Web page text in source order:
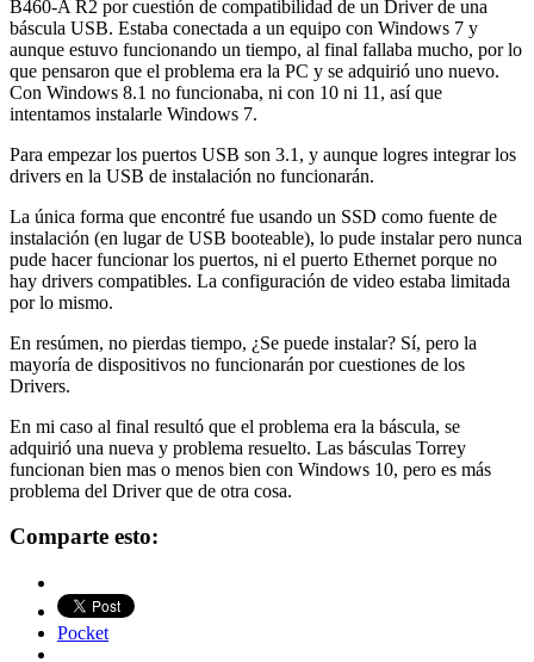
B460-A R2 por cuestión de compatibilidad de un Driver de una
báscula USB. Estaba conectada a un equipo con Windows 7 y
aunque estuvo funcionando un tiempo, al final fallaba mucho, por lo
que pensaron que el problema era la PC y se adquirió uno nuevo.
Con Windows 8.1 no funcionaba, ni con 10 ni 11, así que
intentamos instalarle Windows 7.
Para empezar los puertos USB son 3.1, y aunque logres integrar los
drivers en la USB de instalación no funcionarán.
La única forma que encontré fue usando un SSD como fuente de
instalación (en lugar de USB booteable), lo pude instalar pero nunca
pude hacer funcionar los puertos, ni el puerto Ethernet porque no
hay drivers compatibles. La configuración de video estaba limitada
por lo mismo.
En resúmen, no pierdas tiempo, ¿Se puede instalar? Sí, pero la
mayoría de dispositivos no funcionarán por cuestiones de los
Drivers.
En mi caso al final resultó que el problema era la báscula, se
adquirió una nueva y problema resuelto. Las básculas Torrey
funcionan bien mas o menos bien con Windows 10, pero es más
problema del Driver que de otra cosa.
Comparte esto:
Pocket